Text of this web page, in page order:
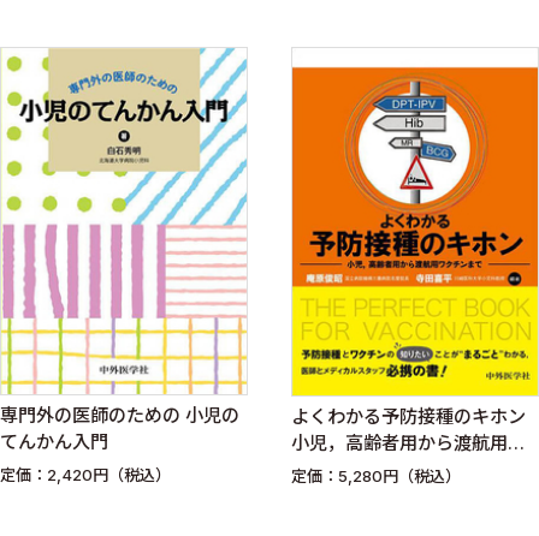
専門外の医師のための 小児の
てんかん入門
定価：2,420円（税込）
よくわかる予防接種のキホン
小児，高齢者用から渡航用ワ
クチンまで
定価：5,280円（税込）